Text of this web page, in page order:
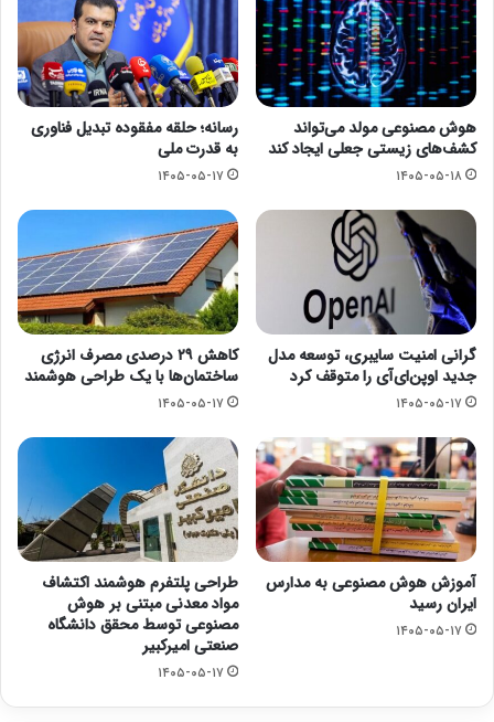
هوش مصنوعی مولد می‌تواند
کشف‌های زیستی جعلی ایجاد کند
۱۴۰۵-۰۵-۱۸
رسانه؛ حلقه مفقوده تبدیل فناوری
به قدرت ملی
۱۴۰۵-۰۵-۱۷
گرانی امنیت سایبری، توسعه مدل
جدید اوپن‌ای‌آی را متوقف کرد
۱۴۰۵-۰۵-۱۷
کاهش ۲۹ درصدی مصرف انرژی
ساختمان‌ها با یک طراحی هوشمند
۱۴۰۵-۰۵-۱۷
آموزش هوش مصنوعی به مدارس
ایران رسید
۱۴۰۵-۰۵-۱۷
طراحی پلتفرم هوشمند اکتشاف
مواد معدنی مبتنی بر هوش
مصنوعی توسط محقق دانشگاه
صنعتی امیرکبیر
۱۴۰۵-۰۵-۱۷